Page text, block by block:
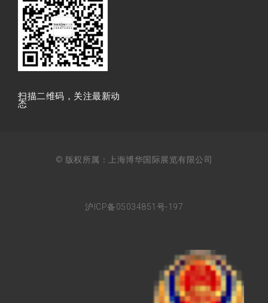
扫描⼆维码，关注最新动
态
© 版权所属：上海博华国际展览有限公司
沪ICP备05034851号-197